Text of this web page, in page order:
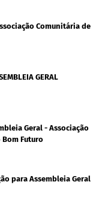
Comunitária de
GERAL
Geral - Associação
Futuro
para Assembleia Geral